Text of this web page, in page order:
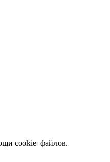
cookie–файлов.